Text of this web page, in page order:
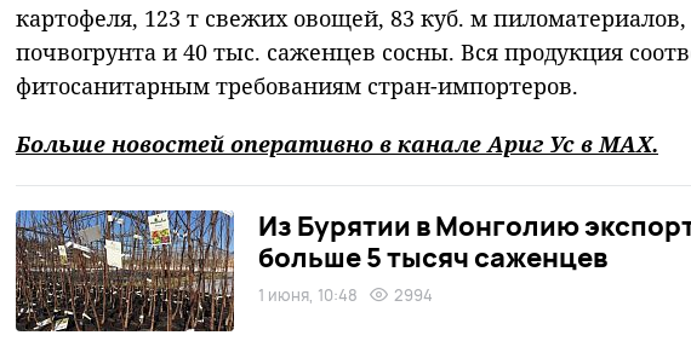
картофеля, 123 т свежих овощей, 83 куб. м пиломатериалов,
почвогрунта и 40 тыс. саженцев сосны. Вся продукция
фитосанитарным требованиям стран-импортеров.
Больше новостей оперативно в канале Ариг Ус вMAХ.
Из Бурятии в Монголию
больше 5 тысяч саженцев
1 июня, 10:48 2994